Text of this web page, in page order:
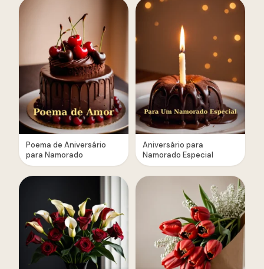
Poema de Aniversário
para Namorado
Aniversário para
Namorado Especial